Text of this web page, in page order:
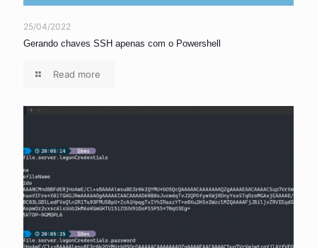
25/04/2022
Gerando chaves SSH apenas com o Powershell
Read more